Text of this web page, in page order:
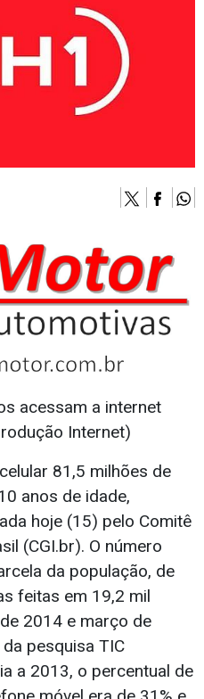
acessam a internet
Internet)
81,5 milhões de
anos de idade,
hoje (15) pelo Comitê
(CGI.br). O número
da população, de
feitas em 19,2 mil
2014 e março de
pesquisa TIC
a 2013, o percentual de